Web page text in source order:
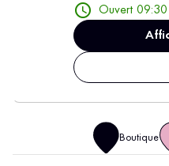
Ouvert
Boutique